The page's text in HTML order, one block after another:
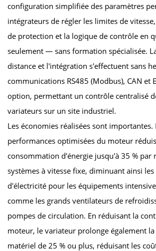
configuration simplifiée des paramètres
intégrateurs de régler les limites de
de protection et la logique de contrôle en
seulement — sans formation spécialisée.
distance et l'intégration s'effectuent sans
communications RS485 (Modbus), CAN et
option, permettant un contrôle centralisé
variateurs sur un site industriel.
Les économies réalisées sont importantes.
performances optimisées du moteur
consommation d'énergie jusqu'à 35 % par
systèmes à vitesse fixe, diminuant ainsi
d'électricité pour les équipements
comme les grands ventilateurs de
pompes de circulation. En réduisant la
moteur, le variateur prolonge également
matériel de 25 % ou plus, réduisant les